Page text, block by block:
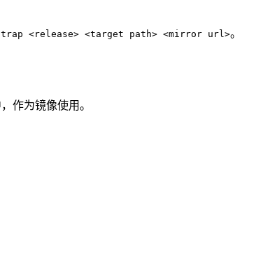
<release> <target path> <mirror url>。
作为镜像使用。